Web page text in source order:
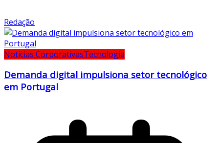
Redação
Notícias CorporativasTecnologia
Demanda digital impulsiona setor tecnológico
em Portugal